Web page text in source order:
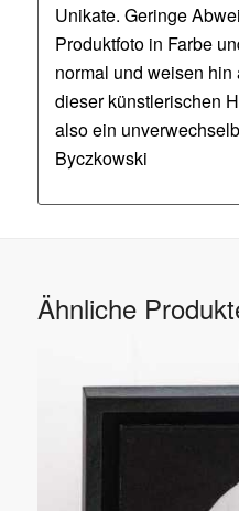
Unikate. Geringe
Produktfoto in Farbe
normal und weisen
dieser künstlerischen
also ein
Byczkowski
Ähnliche